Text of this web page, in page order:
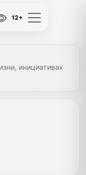
12+
инициативах